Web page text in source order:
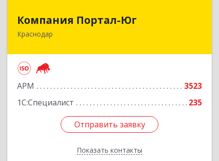
Компания Портал-Юг
Краснодар
АРМ
3523
1С:Специалист
235
Отправить заявку
Показать контакты
350020, Краснодарский край, Краснодар г,
Отправить заявку
Назад